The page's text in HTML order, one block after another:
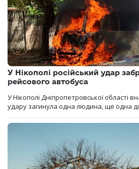
У Нікополі російський удар
рейсового автобуса
У Нікополі Дніпропетровської області
удару загинула одна людина, ще одна